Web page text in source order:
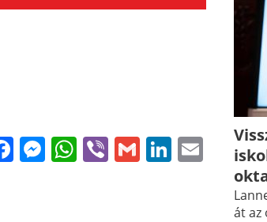
Facebook
Messenger
WhatsApp
ViberGmailEmail
át az